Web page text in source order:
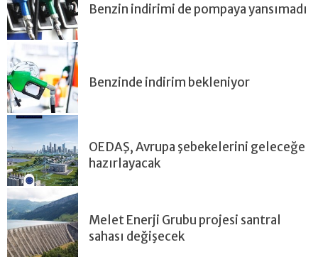
Benzin indirimi de pompaya yansımadı
Benzinde indirim bekleniyor
OEDAŞ, Avrupa şebekelerini geleceğe
hazırlayacak
Melet Enerji Grubu projesi santral
sahası değişecek